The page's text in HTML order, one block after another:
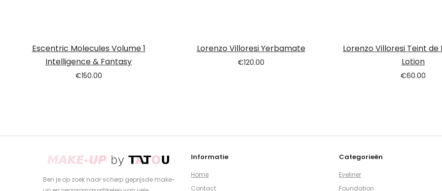
Escentric Molecules Volume 1
Intelligence & Fantasy
€150.00
Lorenzo Villoresi Yerbamate
€120.00
Lorenzo Villoresi Teint de
Lotion
€60.00
Ben je op zoek naar scherp geprijsde make-
Informatie
Home
Contact
Categorieën
Eyeliner
Foundation